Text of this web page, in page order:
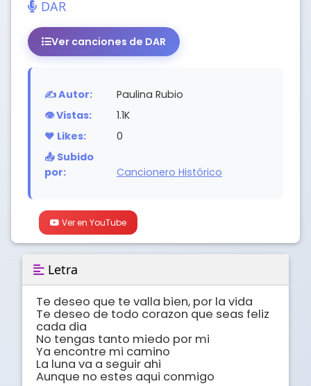
DAR
Ver canciones de DAR
✍️ Autor:
Paulina Rubio
👁️ Vistas:
1.1K
❤️ Likes:
0
📤 Subido
por:
Cancionero Histórico
Ver en YouTube
Letra
Te deseo que te valla bien, por la vida
Te deseo de todo corazon que seas feliz
cada dia
No tengas tanto miedo por mi
Ya encontre mi camino
La luna va a seguir ahi
Aunque no estes aqui conmigo